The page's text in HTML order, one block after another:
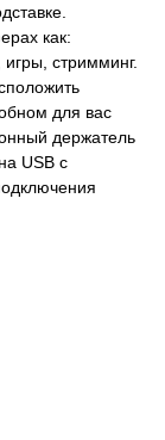
как:
стримминг.
для вас
держатель
USB с